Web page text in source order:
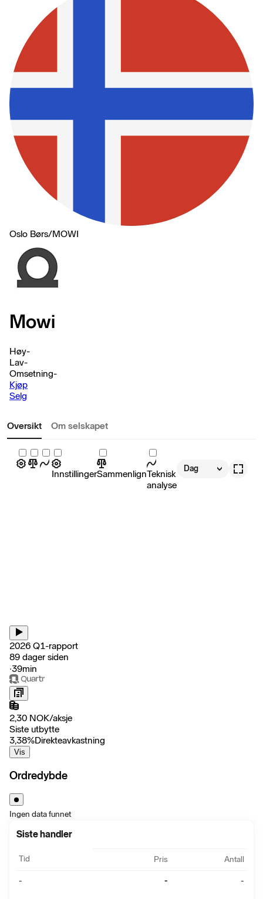
Oslo Børs/MOWI
Mowi
Høy-
Lav-
Omsetning-
Kjøp
Selg
Oversikt Om selskapet
InnstillingerSammenlignTeknisk
analyse
Dag
2026 Q1-rapport
89 dager siden
‧39min
2,30 NOK/aksje
Siste utbytte
3,38%Direkteavkastning
Vis
Ordredybde
Ingen data funnet
Siste handler
Tid Pris Antall
- - -